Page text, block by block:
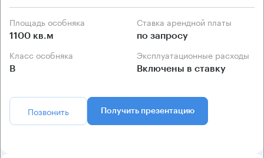
Площадь особняка
1100 кв.м
Ставка арендной платы
по запросу
Класс особняка
B
Эксплуатационные расходы
Включены в ставку
Позвонить Получить презентацию